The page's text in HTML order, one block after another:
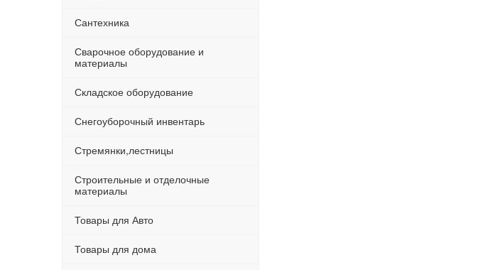
Сантехника
Сварочное оборудование и
материалы
Складское оборудование
Снегоуборочный инвентарь
Стремянки,лестницы
Строительные и отделочные
материалы
Товары для Авто
Товары для дома